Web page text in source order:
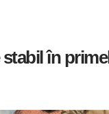
în